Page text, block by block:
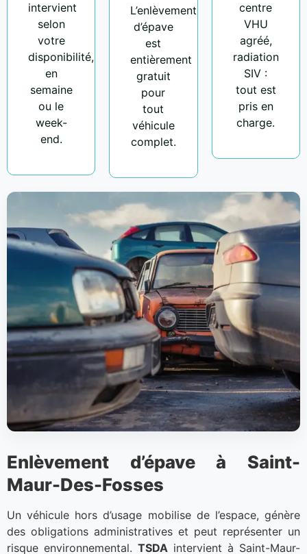
intervient
selon
votre
disponibilité,
en
semaine
ou le
week-
end.
L’enlèvement
d’épave
est
entièrement
gratuit
pour
tout
véhicule
complet.
centre
VHU
agréé,
radiation
SIV :
tout est
pris en
charge.
Enlèvement d’épave à Saint-
Maur-Des-Fosses
Un véhicule hors d’usage mobilise de l’espace, génère
des obligations administratives et peut représenter un
risque environnemental. TSDA intervient à Saint-Maur-